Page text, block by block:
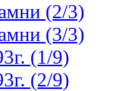
(2/3)
(3/3)
(1/9)
(2/9)